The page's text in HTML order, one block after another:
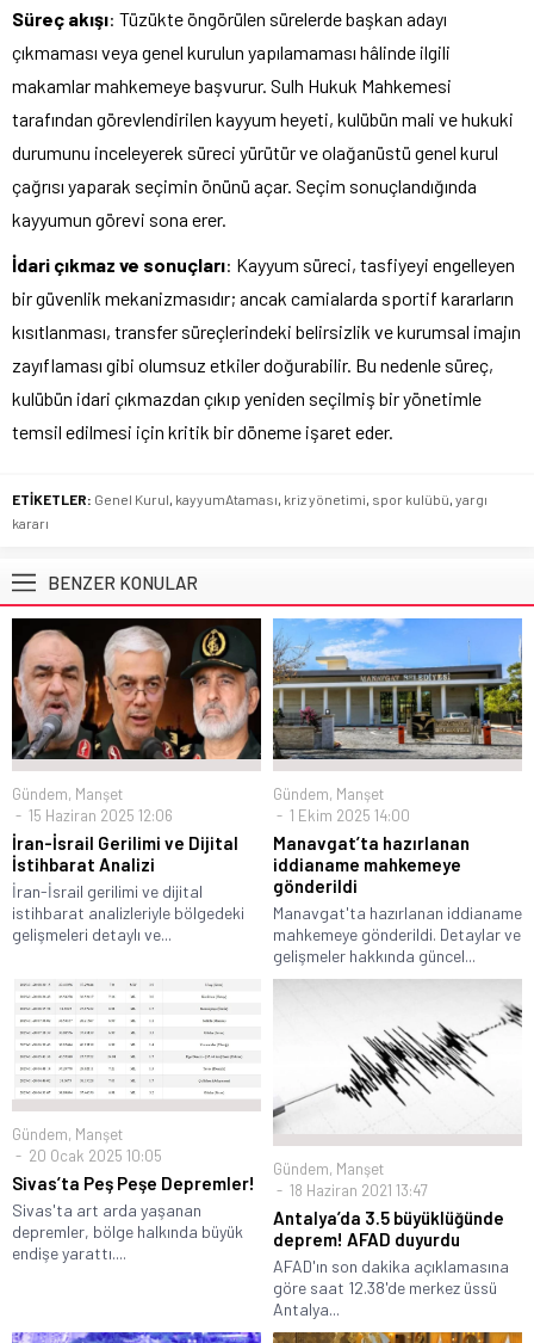
Süreç akışı: Tüzükte öngörülen sürelerde başkan adayı
çıkmaması veya genel kurulun yapılamaması hâlinde ilgili
makamlar mahkemeye başvurur. Sulh Hukuk Mahkemesi
tarafından görevlendirilen kayyum heyeti, kulübün mali ve hukuki
durumunu inceleyerek süreci yürütür ve olağanüstü genel kurul
çağrısı yaparak seçimin önünü açar. Seçim sonuçlandığında
kayyumun görevi sona erer.
İdari çıkmaz ve sonuçları: Kayyum süreci, tasfiyeyi engelleyen
bir güvenlik mekanizmasıdır; ancak camialarda sportif kararların
kısıtlanması, transfer süreçlerindeki belirsizlik ve kurumsal imajın
zayıflaması gibi olumsuz etkiler doğurabilir. Bu nedenle süreç,
kulübün idari çıkmazdan çıkıp yeniden seçilmiş bir yönetimle
temsil edilmesi için kritik bir döneme işaret eder.
ETİKETLER: Genel Kurul, kayyumAtaması, kriz yönetimi, spor kulübü, yargı
kararı
BENZER KONULAR
Gündem, Manşet
15 Haziran 2025 12:06
İran-İsrail Gerilimi ve Dijital
İstihbarat Analizi
İran-İsrail gerilimi ve dijital
istihbarat analizleriyle bölgedeki
gelişmeleri detaylı ve...
Gündem, Manşet
1 Ekim 2025 14:00
Manavgat’ta hazırlanan
iddianame mahkemeye
gönderildi
Manavgat'ta hazırlanan iddianame
mahkemeye gönderildi. Detaylar ve
gelişmeler hakkında güncel...
Gündem, Manşet
20 Ocak 2025 10:05
Sivas’ta Peş Peşe Depremler!
Sivas'ta art arda yaşanan
depremler, bölge halkında büyük
endişe yarattı....
Gündem, Manşet
18 Haziran 2021 13:47
Antalya’da 3.5 büyüklüğünde
deprem! AFAD duyurdu
AFAD'ın son dakika açıklamasına
göre saat 12.38'de merkez üssü
Antalya...